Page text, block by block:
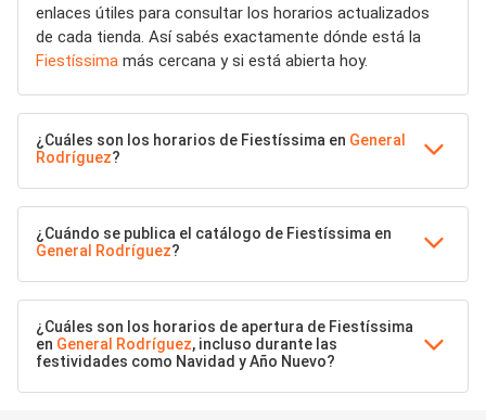
enlaces útiles para consultar los horarios actualizados
de cada tienda. Así sabés exactamente dónde está la
Fiestíssima más cercana y si está abierta hoy.
¿Cuáles son los horarios de Fiestíssima en General
Rodríguez?
¿Cuándo se publica el catálogo de Fiestíssima en
General Rodríguez?
¿Cuáles son los horarios de apertura de Fiestíssima
en General Rodríguez, incluso durante las
festividades como Navidad y Año Nuevo?